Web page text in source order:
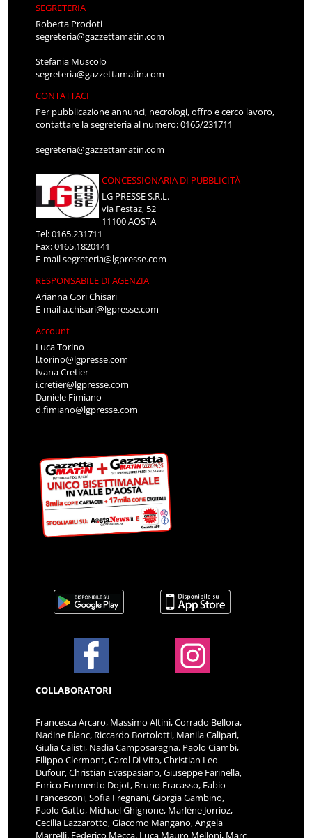
SEGRETERIA
Roberta Prodoti
segreteria@gazzettamatin.com
Stefania Muscolo
segreteria@gazzettamatin.com
CONTATTACI
Per pubblicazione annunci, necrologi, offro e cerco lavoro,
contattare la segreteria al numero: 0165/231711
segreteria@gazzettamatin.com
CONCESSIONARIA DI PUBBLICITÀ
LG PRESSE S.R.L.
via Festaz, 52
11100 AOSTA
Tel: 0165.231711
Fax: 0165.1820141
E-mailsegreteria@lgpresse.com
RESPONSABILE DI AGENZIA
Arianna Gori Chisari
E-maila.chisari@lgpresse.com
Account
Luca Torino
l.torino@lgpresse.com
Ivana Cretier
i.cretier@lgpresse.com
Daniele Fimiano
d.fimiano@lgpresse.com
COLLABORATORI
Francesca Arcaro, Massimo Altini, Corrado Bellora,
Nadine Blanc, Riccardo Bortolotti, Manila Calipari,
Giulia Calisti, Nadia Camposaragna, Paolo Ciambi,
Filippo Clermont, Carol Di Vito, Christian Leo
Dufour, Christian Evaspasiano, Giuseppe Farinella,
Enrico Formento Dojot, Bruno Fracasso, Fabio
Francesconi, Sofia Fregnani, Giorgia Gambino,
Paolo Gatto, Michael Ghignone, Marlène Jorrioz,
Cecilia Lazzarotto, Giacomo Mangano, Angela
Marrelli, Federico Mecca, Luca Mauro Melloni, Marc